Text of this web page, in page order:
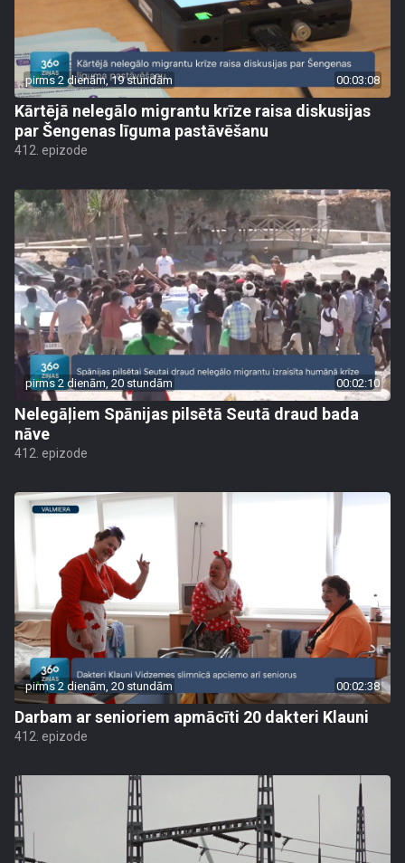
pirms 2 dienām, 19 stundām 00:03:08
Kārtējā nelegālo migrantu krīze raisa diskusijas
par Šengenas līguma pastāvēšanu
412. epizode
pirms 2 dienām, 20 stundām 00:02:10
Nelegāļiem Spānijas pilsētā Seutā draud bada
nāve
412. epizode
pirms 2 dienām, 20 stundām 00:02:38
Darbam ar senioriem apmācīti 20 dakteri Klauni
412. epizode